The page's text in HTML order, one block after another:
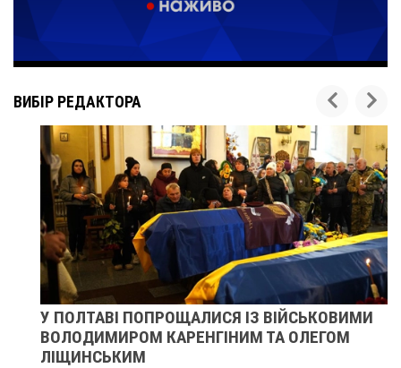
ВИБІР РЕДАКТОРА
У ПОЛТАВІ ПОПРОЩАЛИСЯ ІЗ ВІЙСЬКОВИМИ
ВОЛОДИМИРОМ КАРЕНГІНИМ ТА ОЛЕГОМ
ЛІЩИНСЬКИМ